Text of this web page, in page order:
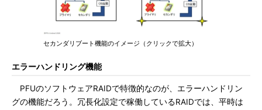
セカンダリブート機能のイメージ（クリックで拡大）
エラーハンドリング機能
PFUのソフトウェアRAIDで特徴的なのが、エラーハンドリン
グの機能だろう。冗長化設定で稼働しているRAIDでは、平時は